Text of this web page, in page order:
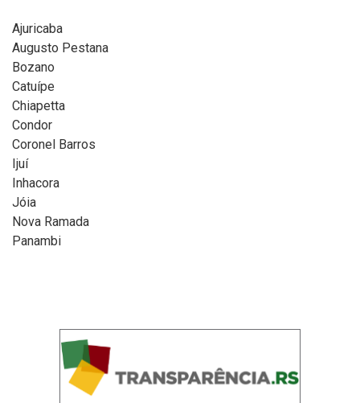
Ajuricaba
Augusto Pestana
Bozano
Catuípe
Chiapetta
Condor
Coronel Barros
Ijuí
Inhacora
Jóia
Nova Ramada
Panambi